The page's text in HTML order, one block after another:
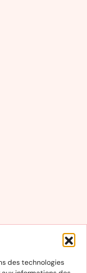
des technologies